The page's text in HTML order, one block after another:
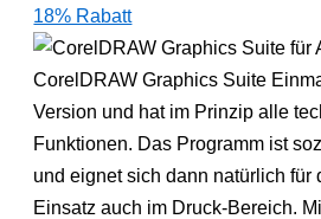
18% Rabatt
CorelDRAW Graphics Suite
Version und hat im Prinzip alle
Funktionen. Das Programm ist
und eignet sich dann natürlich für
Einsatz auch im Druck-Bereich.